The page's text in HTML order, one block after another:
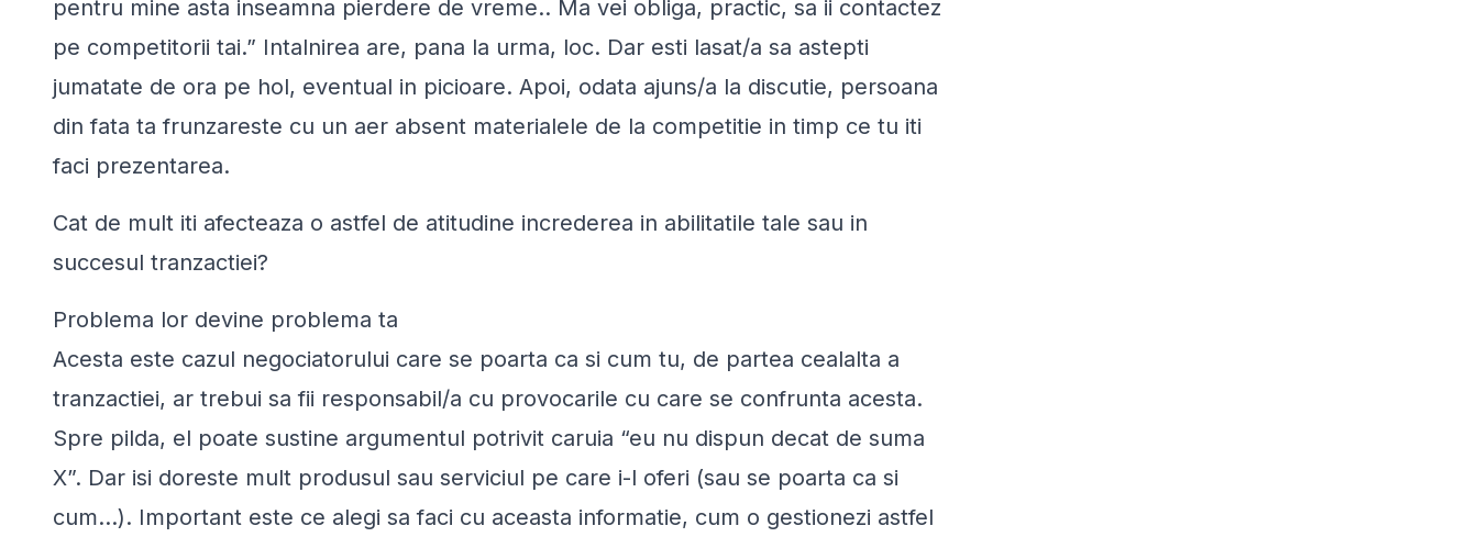
pentru mine asta inseamna pierdere de vreme.. Ma vei obliga, practic, sa ii contactez
pe competitorii tai.” Intalnirea are, pana la urma, loc. Dar esti lasat/a sa astepti
jumatate de ora pe hol, eventual in picioare. Apoi, odata ajuns/a la discutie, persoana
din fata ta frunzareste cu un aer absent materialele de la competitie in timp ce tu iti
faci prezentarea.
Cat de mult iti afecteaza o astfel de atitudine increderea in abilitatile tale sau in
succesul tranzactiei?
Problema lor devine problema ta
Acesta este cazul negociatorului care se poarta ca si cum tu, de partea cealalta a
tranzactiei, ar trebui sa fii responsabil/a cu provocarile cu care se confrunta acesta.
Spre pilda, el poate sustine argumentul potrivit caruia “eu nu dispun decat de suma
X”. Dar isi doreste mult produsul sau serviciul pe care i-l oferi (sau se poarta ca si
cum...). Important este ce alegi sa faci cu aceasta informatie, cum o gestionezi astfel